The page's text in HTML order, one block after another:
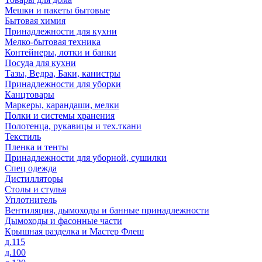
Мешки и пакеты бытовые
Бытовая химия
Принадлежности для кухни
Мелко-бытовая техника
Контейнеры, лотки и банки
Посуда для кухни
Тазы, Ведра, Баки, канистры
Принадлежности для уборки
Канцтовары
Маркеры, карандаши, мелки
Полки и системы хранения
Полотенца, рукавицы и тех.ткани
Текстиль
Пленка и тенты
Принадлежности для уборной, сушилки
Спец одежда
Дистилляторы
Столы и стулья
Уплотнитель
Вентиляция, дымоходы и банные принадлежности
Дымоходы и фасонные части
Крышная разделка и Мастер Флеш
д.115
д.100